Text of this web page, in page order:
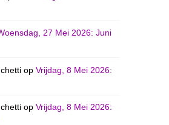
27 Mei 2026: Juni
opVrijdag, 8 Mei 2026:
opVrijdag, 8 Mei 2026: